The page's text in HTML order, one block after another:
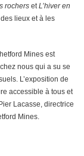
rochers etL’hiver en
lieux et à les
Mines est
nous qui a su se
L’exposition de
accessible à tous et
Lacasse, directrice
Mines.